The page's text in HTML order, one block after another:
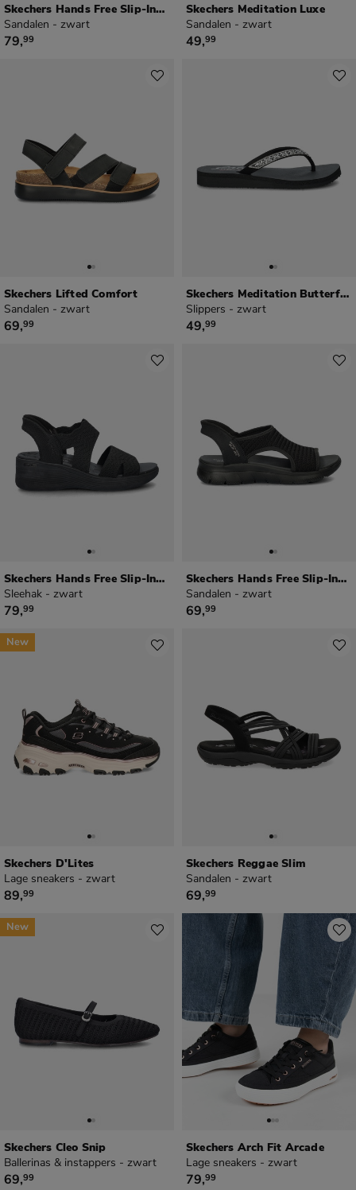
Skechers Hands Free Slip-Ins Reggar Slim
Sandalen - zwart
€ 79,99
79,99
Skechers Meditation Luxe
Sandalen - zwart
€ 49,99
49,99
Skechers Lifted Comfort
Sandalen - zwart
€ 69,99
69,99
Skechers Meditation Butterfly Garden
Slippers - zwart
€ 49,99
49,99
Skechers Hands Free Slip-Ins Pier Lite
Sleehak - zwart
€ 79,99
79,99
Skechers Hands Free Slip-Ins Summits
Sandalen - zwart
€ 69,99
69,99
Skechers D'Lites
Lage sneakers - zwart
€ 89,99
89,99
New
Skechers Reggae Slim
Sandalen - zwart
€ 69,99
69,99
Skechers Cleo Snip
Ballerinas & instappers - zwart
€ 69,99
69,99
New
Skechers Arch Fit Arcade
Lage sneakers - zwart
€ 79,99
79,99